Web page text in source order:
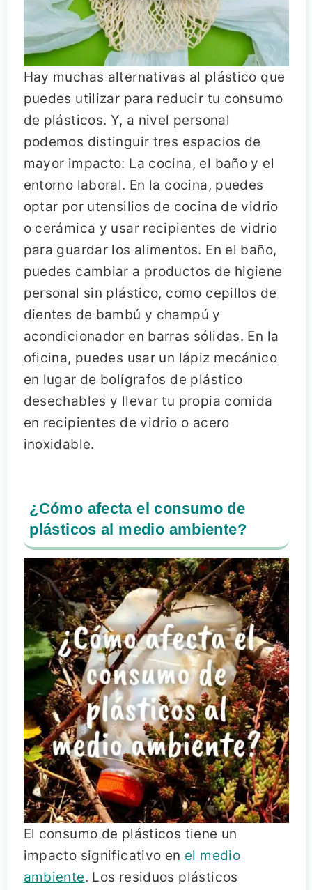
Hay muchas alternativas al plástico que
puedes utilizar para reducir tu consumo
de plásticos. Y, a nivel personal
podemos distinguir tres espacios de
mayor impacto: La cocina, el baño y el
entorno laboral. En la cocina, puedes
optar por utensilios de cocina de vidrio
o cerámica y usar recipientes de vidrio
para guardar los alimentos. En el baño,
puedes cambiar a productos de higiene
personal sin plástico, como cepillos de
dientes de bambú y champú y
acondicionador en barras sólidas. En la
oficina, puedes usar un lápiz mecánico
en lugar de bolígrafos de plástico
desechables y llevar tu propia comida
en recipientes de vidrio o acero
inoxidable.
¿Cómo afecta el consumo de
plásticos al medio ambiente?
El consumo de plásticos tiene un
impacto significativo en el medio
ambiente. Los residuos plásticos